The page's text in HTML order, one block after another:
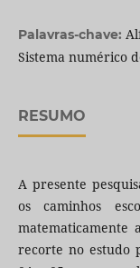
Palavras-chave:
Sistema numérico
RESUMO
A presente
os caminhos
matematicamente
recorte no estudo